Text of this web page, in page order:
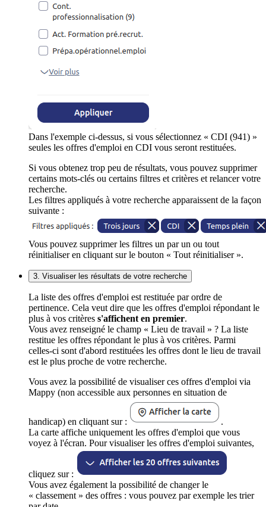
Dans l'exemple ci-dessus, si vous sélectionnez « CDI (941) »
seules les offres d'emploi en CDI vous seront restituées.
Si vous obtenez trop peu de résultats, vous pouvez supprimer
certains mots-clés ou certains filtres et critères et relancer votre
recherche.
Les filtres appliqués à votre recherche apparaissent de la façon
suivante :
Vous pouvez supprimer les filtres un par un ou tout
réinitialiser en cliquant sur le bouton « Tout réinitialiser ».
3. Visualiser les résultats de votre recherche
La liste des offres d'emploi est restituée par ordre de
pertinence. Cela veut dire que les offres d'emploi répondant le
plus à vos critères s'affichent en premier.
Vous avez renseigné le champ « Lieu de travail » ? La liste
restitue les offres répondant le plus à vos critères. Parmi
celles-ci sont d'abord restituées les offres dont le lieu de travail
est le plus proche de votre recherche.
Vous avez la possibilité de visualiser ces offres d'emploi via
Mappy (non accessible aux personnes en situation de
handicap) en cliquant sur :
.
La carte affiche uniquement les offres d'emploi que vous
voyez à l'écran. Pour visualiser les offres d'emploi suivantes,
cliquez sur :
Vous avez également la possibilité de changer le
« classement » des offres : vous pouvez par exemple les trier